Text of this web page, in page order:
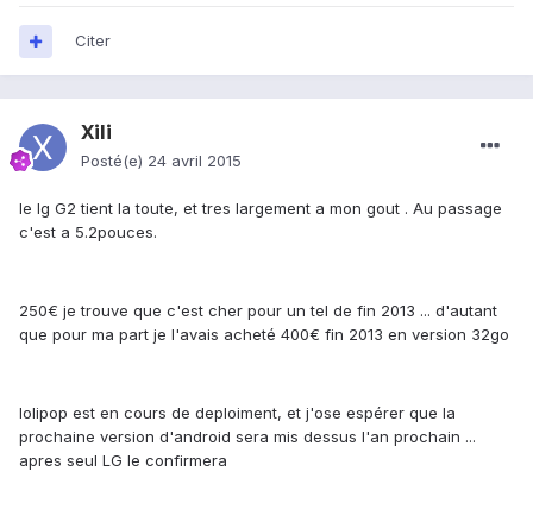
Citer
Xili
Posté(e) 24 avril 2015
le lg G2 tient la toute, et tres largement a mon gout . Au passage
c'est a 5.2pouces.
250€ je trouve que c'est cher pour un tel de fin 2013 ... d'autant
que pour ma part je l'avais acheté 400€ fin 2013 en version 32go
lolipop est en cours de deploiment, et j'ose espérer que la
prochaine version d'android sera mis dessus l'an prochain ...
apres seul LG le confirmera